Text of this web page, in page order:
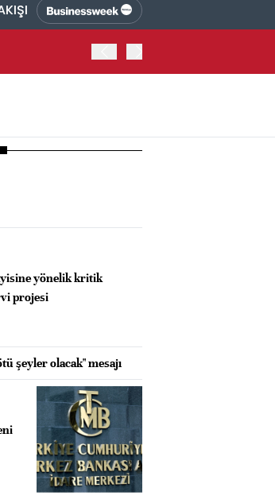
yönelik kritik
projesi
şeyler olacak" mesajı